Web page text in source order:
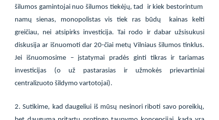
šilumos gamintojai nuo šilumos tiekėjų, tad
ir kiek bestorintum
namų sienas, monopolistas vis tiek ras būdų
kainas kelti
greičiau, nei atsipirks investicija. Tai rodo ir dabar užsisukusi
diskusija ar išnuomoti dar 20-čiai metų Vilniaus šilumos tinklus.
Jei išnuomosime – įstatymai pradės ginti tikras ir tariamas
investicijas (o už pastarasias ir užmokės prievartiniai
centralizuoto šildymo vartotojai).
2. Sutikime, kad daugeliui iš mūsų nesinori riboti savo poreikių,